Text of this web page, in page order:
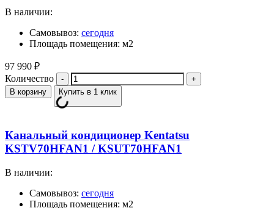
В наличии:
Самовывоз: сегодня
Площадь помещения: м2
97 990 ₽
Количество
В корзину Купить в 1 клик
Канальный кондиционер Kentatsu
KSTV70HFAN1 / KSUT70HFAN1
В наличии:
Самовывоз: сегодня
Площадь помещения: м2